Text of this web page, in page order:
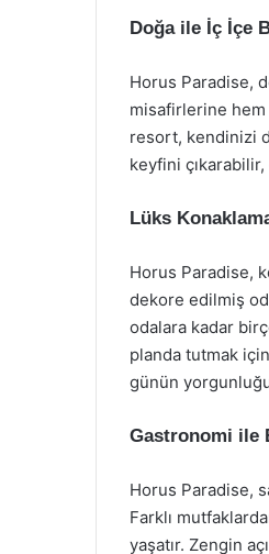
Doğa ile İç İçe
Horus Paradise,
misafirlerine hem
resort, kendinizi
keyfini
Lüks
Horus Paradise,
dekore edilmiş
odalara kadar
planda tutmak
günün
Gastronomi ile
Horus Paradise,
Farklı
yaşatır. Zengin